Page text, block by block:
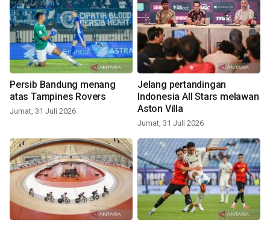
Persib Bandung menang
atas Tampines Rovers
Jumat, 31 Juli 2026
Jelang pertandingan
Indonesia All Stars melawan
Aston Villa
Jumat, 31 Juli 2026